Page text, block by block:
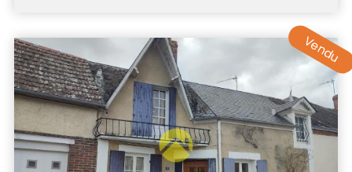
Vendu